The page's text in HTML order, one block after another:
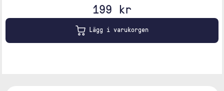
199 kr
Lägg i varukorgen